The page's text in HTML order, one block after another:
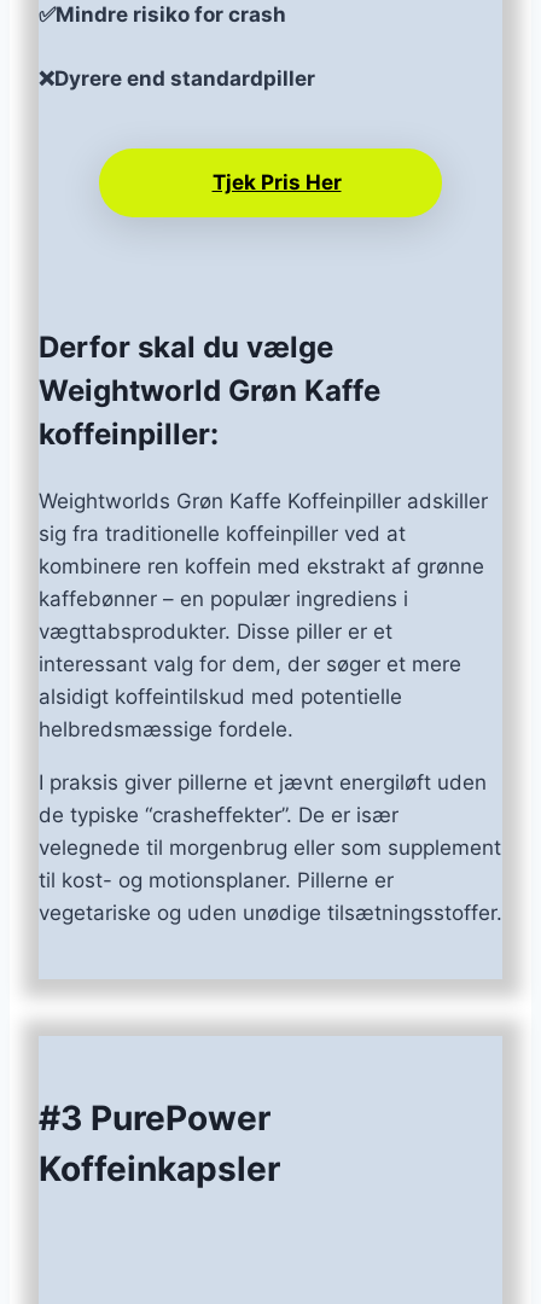
✅Mindre risiko for crash
❌Dyrere end standardpiller
Tjek Pris Her
Derfor skal du vælge
Weightworld Grøn Kaffe
koffeinpiller:
Weightworlds Grøn Kaffe Koffeinpiller adskiller
sig fra traditionelle koffeinpiller ved at
kombinere ren koffein med ekstrakt af grønne
kaffebønner – en populær ingrediens i
vægttabsprodukter. Disse piller er et
interessant valg for dem, der søger et mere
alsidigt koffeintilskud med potentielle
helbredsmæssige fordele.
I praksis giver pillerne et jævnt energiløft uden
de typiske “crasheffekter”. De er især
velegnede til morgenbrug eller som supplement
til kost- og motionsplaner. Pillerne er
vegetariske og uden unødige tilsætningsstoffer.
#3 PurePower
Koffeinkapsler